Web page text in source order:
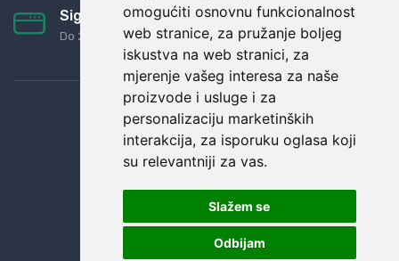
omogućiti osnovnu funkcionalnost
web stranice, za pružanje boljeg
iskustva na web stranici, za
mjerenje vašeg interesa za naše
proizvode i usluge i za
personalizaciju marketinških
interakcija, za isporuku oglasa koji
su relevantniji za vas.
Slažem se
Odbijam
Sigurno obročno plaćanje
Do 24 rata bez kamata